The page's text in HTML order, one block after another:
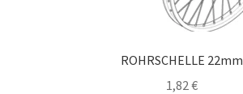
ROHRSCHELLE 22mm
1,82 €